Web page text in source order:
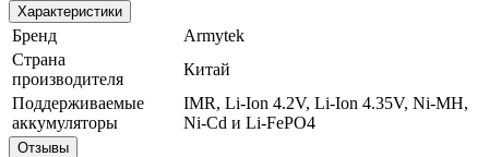
Характеристики
Бренд
Armytek
Страна
производителя
Китай
Поддерживаемые
аккумуляторы
IMR, Li-Ion 4.2V, Li-Ion 4.35V, Ni-MH,
Ni-Cd и Li-FePO4
Отзывы